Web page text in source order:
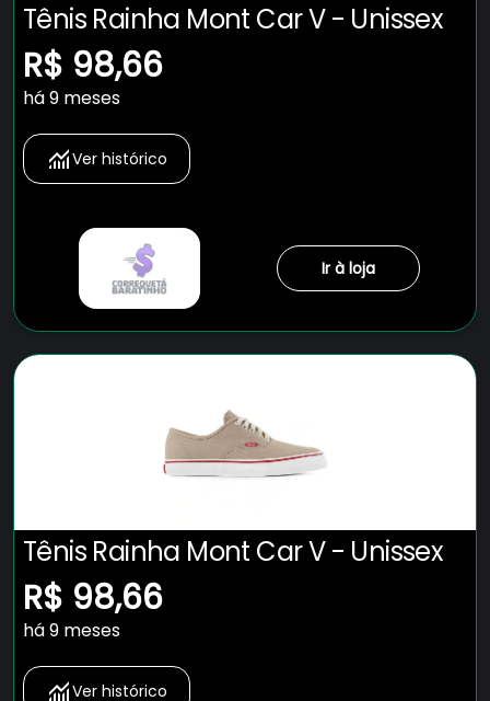
Tênis Rainha Mont Car V - Unissex
R$ 98,66
há 9 meses
Ver histórico
Ir à loja
Tênis Rainha Mont Car V - Unissex
R$ 98,66
há 9 meses
Ver histórico